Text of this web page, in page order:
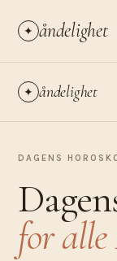
✦ åndelighet
✦ åndelighet
DAGENS
for alle